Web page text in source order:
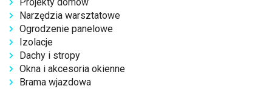
Narzędzia warsztatowe
Ogrodzenie panelowe
Izolacje
Dachy i stropy
Okna i akcesoria okienne
Brama wjazdowa